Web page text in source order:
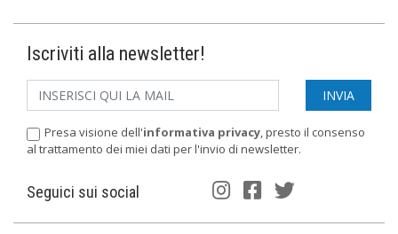
Iscriviti alla newsletter!
Presa visione dell'informativa privacy, presto il consenso
al trattamento dei miei dati per l'invio di newsletter.
Seguici sui social